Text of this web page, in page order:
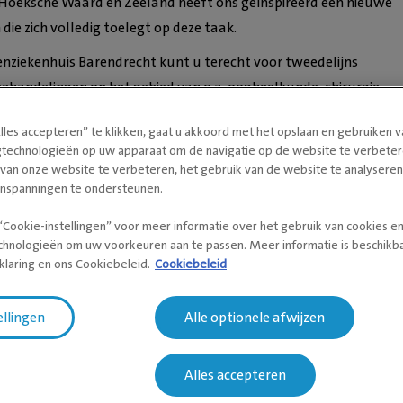
zich volledig toelegt op deze taak.
Barendrecht kunt u terecht voor tweedelijns
op het gebied van o.a. oogheelkunde, chirurgie,
echo(cardio)grafie, medische beeldvorming (direct röntgen
anesthesiologie, kaakchirurgie & Stomatologie en interne
dierenziekenhuis beschikt over een spoedkliniek met een dag- en
intensive care.
Barendrecht beschikt over ruime parkeergelegenheid op
te bereiken per trein of bus. Barendrecht beschikt over een
er is een bushalte voor de deur. Kijk voor de actuele
reisplanner.
Deborah Leidelmeijer
Mijn teefje 'Lente' kreeg
vrijdag opeens een
baarmoeder na een
accepteren” te klikken, gaat u akkoord met het opslaan en gebruiken
op uw apparaat om de navigatie op de website te
onze website te verbeteren, het gebruik van de website te
te ondersteunen.
instellingen” voor meer informatie over het gebruik van cookies en
om uw voorkeuren aan te passen. Meer informatie is
en ons Cookiebeleid. Cookiebeleid
Alle optionele afwijzen
Alles accepteren